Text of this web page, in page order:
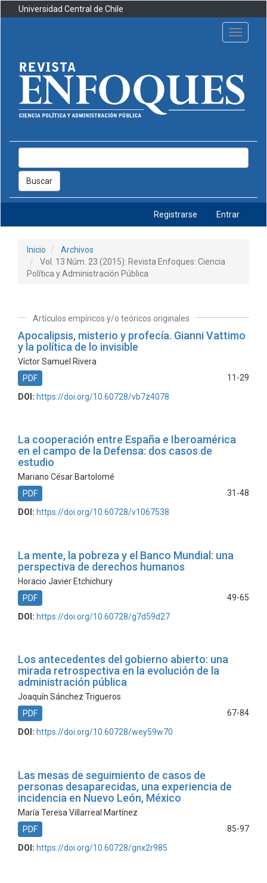
Navegación
principal
lateral
Universidad Central de Chile
Toggle
Buscar
Registrarse Entrar
Inicio
Archivos
Vol. 13 Núm. 23 (2015): Revista Enfoques: Ciencia
Política y Administración Pública
Artículos empíricos y/o teóricos originales
Apocalipsis, misterio y profecía. Gianni Vattimo
y la política de lo invisible
Víctor Samuel Rivera
11-29
PDF
DOI: https://doi.org/10.60728/vb7z4078
La cooperación entre España e Iberoamérica
en el campo de la Defensa: dos casos de
estudio
Mariano César Bartolomé
31-48
PDF
DOI: https://doi.org/10.60728/v1067538
La mente, la pobreza y el Banco Mundial: una
perspectiva de derechos humanos
Horacio Javier Etchichury
49-65
PDF
DOI: https://doi.org/10.60728/g7d59d27
Los antecedentes del gobierno abierto: una
mirada retrospectiva en la evolución de la
administración pública
Joaquín Sánchez Trigueros
67-84
PDF
DOI: https://doi.org/10.60728/wey59w70
Las mesas de seguimiento de casos de
personas desaparecidas, una experiencia de
incidencia en Nuevo León, México
María Teresa Villarreal Martínez
85-97
PDF
DOI: https://doi.org/10.60728/gnx2r985